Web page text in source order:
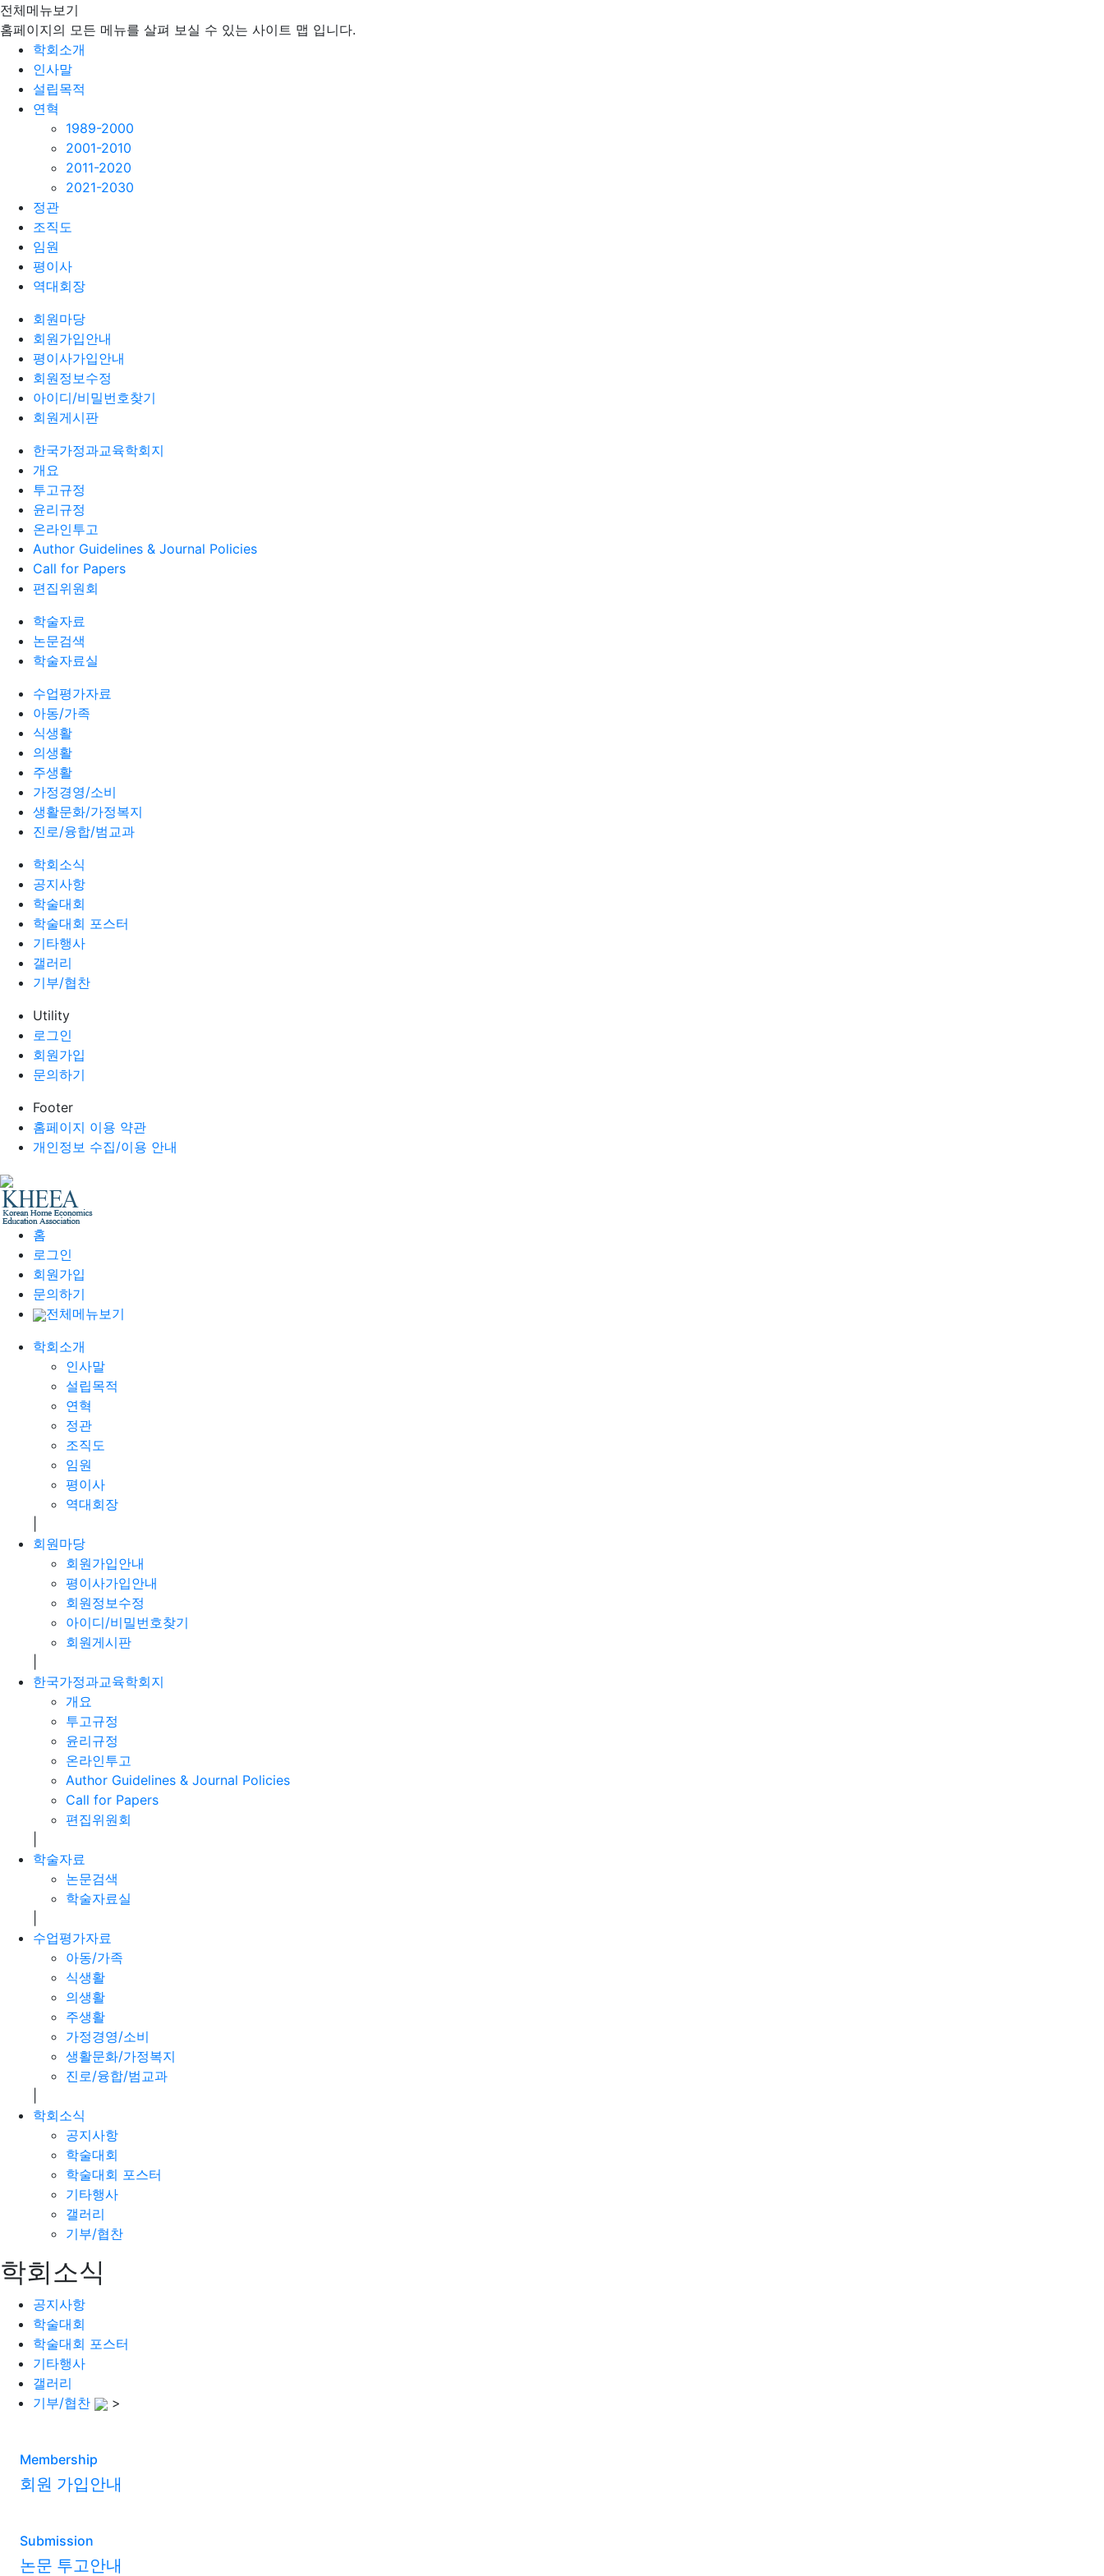
전체메뉴보기
홈페이지의 모든 메뉴를 살펴 보실 수 있는 사이트 맵 입니다.
학회소개
인사말
설립목적
연혁
1989-2000
2001-2010
2011-2020
2021-2030
정관
조직도
임원
평이사
역대회장
회원마당
회원가입안내
평이사가입안내
회원정보수정
아이디/비밀번호찾기
회원게시판
한국가정과교육학회지
개요
투고규정
윤리규정
온라인투고
Author Guidelines & Journal Policies
Call for Papers
편집위원회
학술자료
논문검색
학술자료실
수업평가자료
아동/가족
식생활
의생활
주생활
가정경영/소비
생활문화/가정복지
진로/융합/범교과
학회소식
공지사항
학술대회
학술대회 포스터
기타행사
갤러리
기부/협찬
Utility
로그인
회원가입
문의하기
Footer
홈페이지 이용 약관
개인정보 수집/이용 안내
홈
로그인
회원가입
문의하기
전체메뉴보기
학회소개
인사말
설립목적
연혁
정관
조직도
임원
평이사
역대회장
회원마당
회원가입안내
평이사가입안내
회원정보수정
아이디/비밀번호찾기
회원게시판
한국가정과교육학회지
개요
투고규정
윤리규정
온라인투고
Author Guidelines & Journal Policies
Call for Papers
편집위원회
학술자료
논문검색
학술자료실
수업평가자료
아동/가족
식생활
의생활
주생활
가정경영/소비
생활문화/가정복지
진로/융합/범교과
학회소식
공지사항
학술대회
학술대회 포스터
기타행사
갤러리
기부/협찬
학회소식
공지사항
학술대회
학술대회 포스터
기타행사
갤러리
기부/협찬
>
Membership
회원 가입안내
Submission
논문 투고안내